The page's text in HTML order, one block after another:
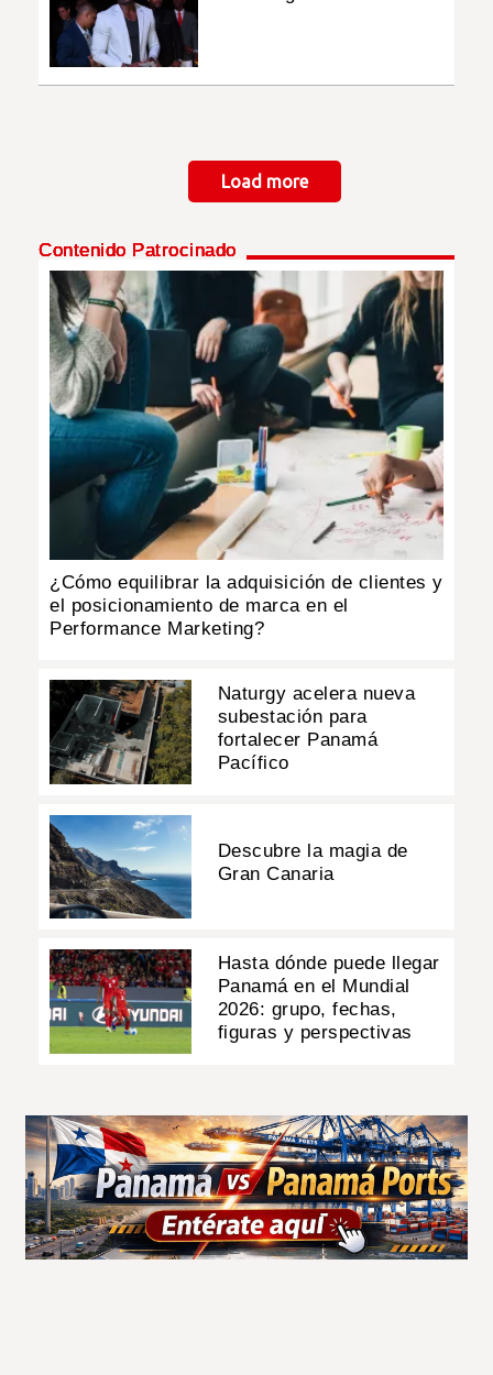
Load more
Contenido Patrocinado
¿Cómo equilibrar la adquisición de clientes y
el posicionamiento de marca en el
Performance Marketing?
Naturgy acelera nueva
subestación para
fortalecer Panamá
Pacífico
Descubre la magia de
Gran Canaria
Hasta dónde puede llegar
Panamá en el Mundial
2026: grupo, fechas,
figuras y perspectivas